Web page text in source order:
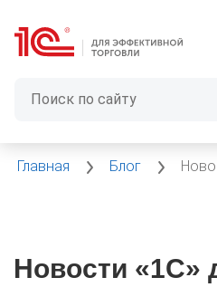
Главная Блог
Новости «1С»